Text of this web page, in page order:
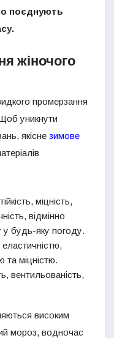
поєднують
жіночого
промерзання
уникнути
якісне зимове
міцність,
відмінно
у будь-яку погоду.
та міцністю.
вентильованість,
високим
мороз, водночас